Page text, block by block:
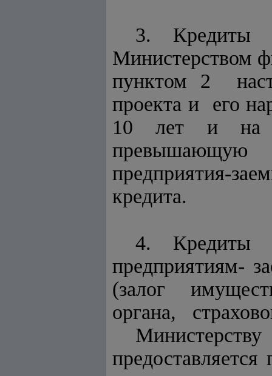
3. Кредиты
Министерством
пунктом 2
проекта и его
10 лет и на
предприятия-
кредита.
4. Кредиты
предприятиям-
(залог
органа,